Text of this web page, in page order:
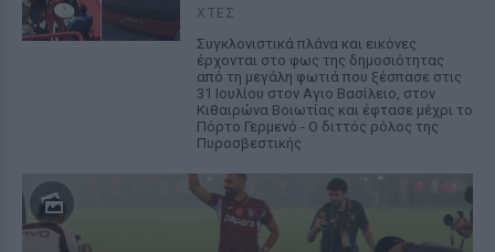
ΧΤΕΣ
Συγκλονιστικά πλάνα και εικόνες
έρχονται στο φως της δημοσιότητας
από τη μεγάλη φωτιά που ξέσπασε στις
31 Ιουλίου στον Αγιο Βασίλειο, στον
Κιθαιρώνα Βοιωτίας και έφτασε μέχρι το
Πόρτο Γερμενό - Ο διττός ρόλος της
Πυροσβεστικής